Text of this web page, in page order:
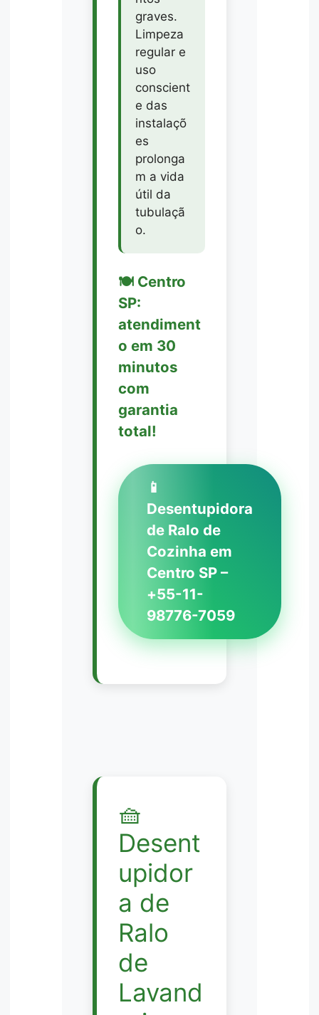
graves.
Limpeza
regular e
uso
conscient
e das
instalaçõ
es
prolonga
m a vida
útil da
tubulaçã
o.
🍽️ Centro
SP:
atendiment
o em 30
minutos
com
garantia
total!
📱
Desentupidora
de Ralo de
Cozinha em
Centro SP –
+55-11-
98776-7059
🧺
Desent
upidor
a de
Ralo
de
Lavand